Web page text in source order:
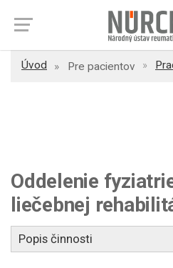
Úvod Pre pacientov
Oddelenie
liečebnej
Popis činnosti